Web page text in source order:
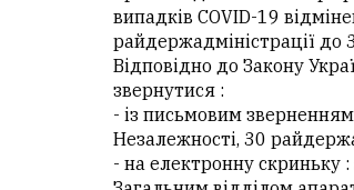
випадків COVID-19
райдержадміністрації до
Відповідно до Закону
звернутися :
- із письмовим
Незалежності, 30
- на електронну скриньку